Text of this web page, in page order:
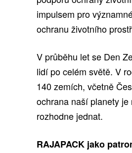
impulsem pro
ochranu životního
V průběhu let se Den
lidí po celém světě. V
140 zemích, včetně
ochrana naší planety
rozhodne jednat.
RAJAPACK jako